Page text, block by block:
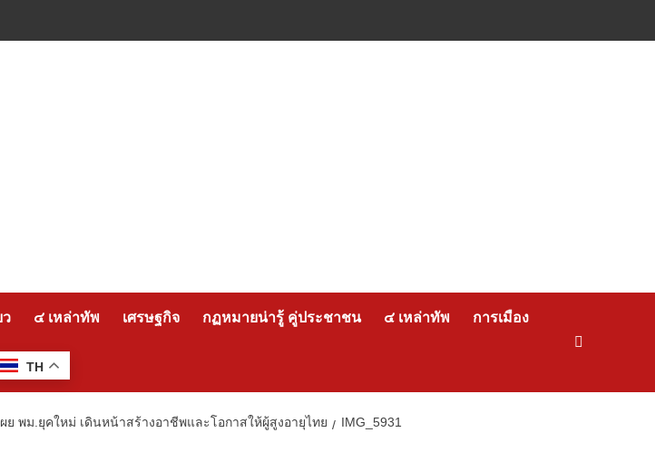
ว ๔ เหล่าทัพ เศรษฐกิจ กฏหมายน่ารู้ คู่ประชาชน ๔ เหล่าทัพ การเมือง
TH
ย พม.ยุคใหม่ เดินหน้าสร้างอาชีพและโอกาสให้ผู้สูงอายุไทย IMG_5931